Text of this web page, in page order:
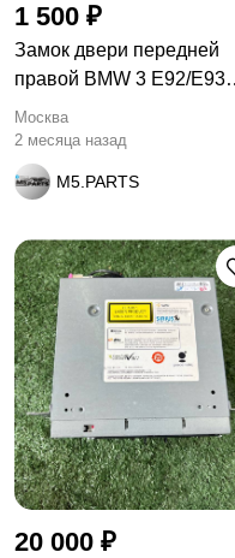
1 500 ₽
Замок двери передней
правой BMW 3 E92/E93
рест.
Москва
2 месяца назад
M5.PARTS
20 000 ₽